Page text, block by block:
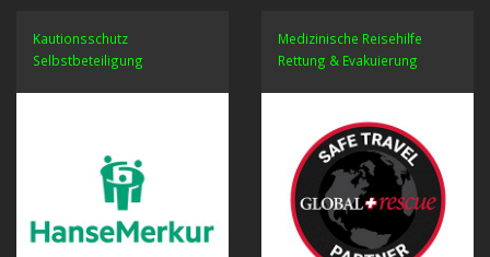
Kautionsschutz
Selbstbeteiligung
Medizinische Reisehilfe
Rettung & Evakuierung